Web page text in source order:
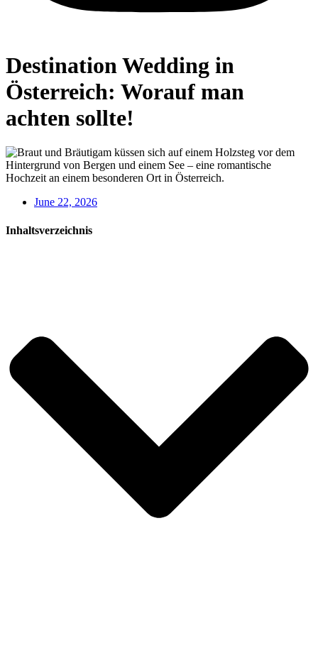
Destination Wedding in
Österreich: Worauf man
achten sollte!
June 22, 2026
Inhaltsverzeichnis